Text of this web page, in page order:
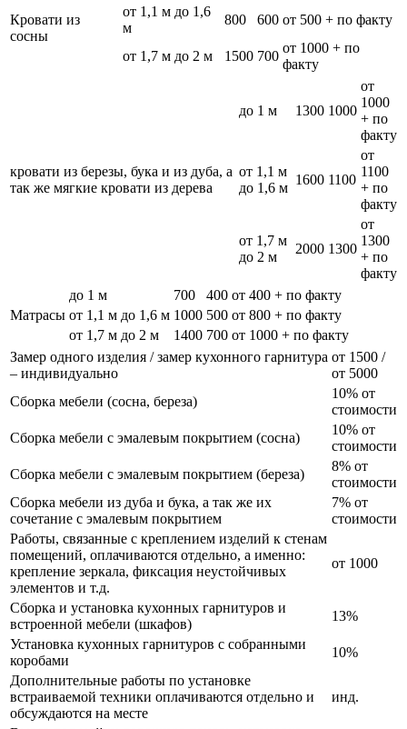
Кровати из
сосны
от 1,1 м до 1,6
м
800 600 от 500 + по факту
от 1,7 м до 2 м 1500 700
от 1000 + по
факту
кровати из березы, бука и из дуба, а
так же мягкие кровати из дерева
до 1 м 1300 1000
от
1000
+ по
факту
от 1,1 м
до 1,6 м
1600 1100
от
1100
+ по
факту
от 1,7 м
до 2 м
2000 1300
от
1300
+ по
факту
Матрасы
до 1 м 700 400 от 400 + по факту
от 1,1 м до 1,6 м 1000 500 от 800 + по факту
от 1,7 м до 2 м
1400 700 от 1000 + по факту
Замер одного изделия / замер кухонного гарнитура
– индивидуально
от 1500 /
от 5000
Сборка мебели (сосна, береза)
10% от
стоимости
Сборка мебели с эмалевым покрытием (сосна)
10% от
стоимости
Сборка мебели с эмалевым покрытием (береза)
8% от
стоимости
Сборка мебели из дуба и бука, а так же их
сочетание с эмалевым покрытием
7% от
стоимости
Работы, связанные с креплением изделий к стенам
помещений, оплачиваются отдельно, а именно:
крепление зеркала, фиксация неустойчивых
элементов и т.д.
от 1000
Сборка и установка кухонных гарнитуров и
встроенной мебели (шкафов)
13%
Установка кухонных гарнитуров с собранными
коробами
10%
Дополнительные работы по установке
встраиваемой техники оплачиваются отдельно и
обсуждаются на месте
инд.